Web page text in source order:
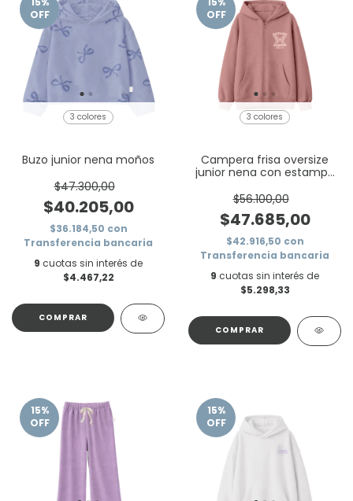
OFF
3 colores
Buzo junior nena moños
$47.300,00
$40.205,00
$36.184,50 con
Transferencia bancaria
9 cuotas sin interés de
$4.467,22
COMPRAR
OFF
3 colores
Campera frisa oversize
junior nena con estampa
espalda
$56.100,00
$47.685,00
$42.916,50 con
Transferencia bancaria
9 cuotas sin interés de
$5.298,33
COMPRAR
15%
OFF
15%
OFF